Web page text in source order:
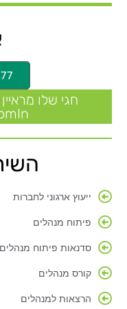
חגי שלו
ייעוץ ארגוני לחברות
פיתוח מנהלים
סדנאות פיתוח מנהלים
קורס מנהלים
הרצאות למנהלים